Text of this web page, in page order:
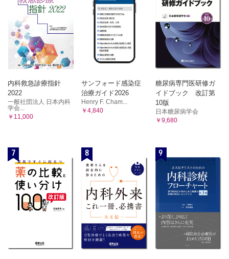
内科救急診療指針
2022
一般社団法人 日本内科
学会...
￥11,000
サンフォード感染症
治療ガイド2026
Henry F. Cham...
￥4,840
糖尿病専門医研修ガ
イドブック 改訂第
10版
日本糖尿病学会
￥9,680
7 8 9